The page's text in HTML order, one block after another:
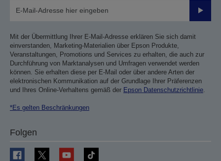
Mit der Übermittlung Ihrer E-Mail-Adresse erklären Sie sich damit
einverstanden, Marketing-Materialien über Epson Produkte,
Veranstaltungen, Promotions und Services zu erhalten, die auch zur
Durchführung von Marktanalysen und Umfragen verwendet werden
können. Sie erhalten diese per E-Mail oder über andere Arten der
elektronischen Kommunikation auf der Grundlage Ihrer Präferenzen
und Ihres Online-Verhaltens gemäß der Epson Datenschutzrichtlinie
*Es gelten Beschränkungen
Folgen